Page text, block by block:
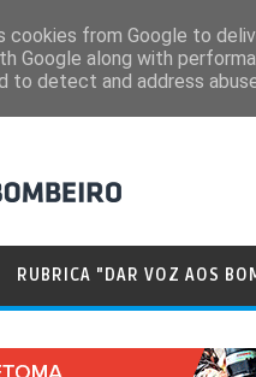
RUBRICA "DAR VOZ AOS
cookies from Google to
Google along with
to detect and address